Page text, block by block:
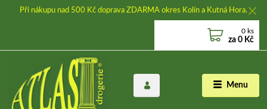
Při nákupu nad 500 Kč doprava ZDARMA okres Kolín a Kutná Hora.
Menu
0 ks
za 0 Kč